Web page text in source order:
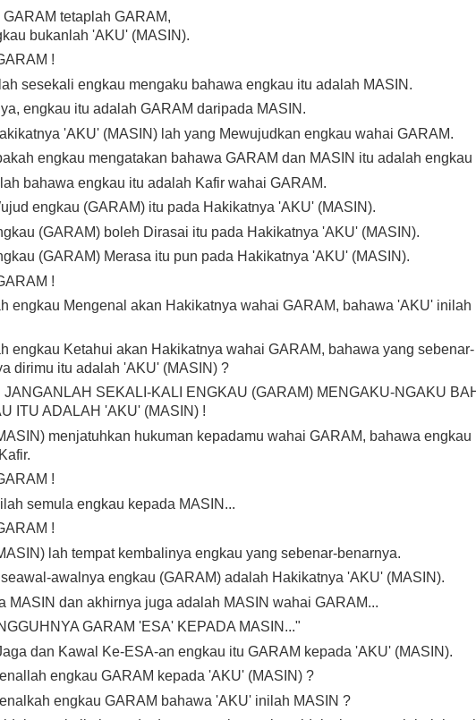
GARAM tetaplah GARAM,
bukanlah 'AKU' (MASIN).
!
sesekali engkau mengaku bahawa engkau itu adalah MASIN.
engkau itu adalah GARAM daripada MASIN.
'AKU' (MASIN) lah yang Mewujudkan engkau wahai GARAM.
engkau mengatakan bahawa GARAM dan MASIN itu adalah engkau
bahawa engkau itu adalah Kafir wahai GARAM.
engkau (GARAM) itu pada Hakikatnya 'AKU' (MASIN).
(GARAM) boleh Dirasai itu pada Hakikatnya 'AKU' (MASIN).
(GARAM) Merasa itu pun pada Hakikatnya 'AKU' (MASIN).
!
engkau Mengenal akan Hakikatnya wahai GARAM, bahawa 'AKU' inilah
engkau Ketahui akan Hakikatnya wahai GARAM, bahawa yang sebenar-
dirimu itu adalah 'AKU' (MASIN) ?
JANGANLAH SEKALI-KALI ENGKAU (GARAM) MENGAKU-NGAKU
ITU ADALAH 'AKU' (MASIN) !
menjatuhkan hukuman kepadamu wahai GARAM, bahawa engkau
!
semula engkau kepada MASIN...
!
lah tempat kembalinya engkau yang sebenar-benarnya.
awalnya engkau (GARAM) adalah Hakikatnya 'AKU' (MASIN).
MASIN dan akhirnya juga adalah MASIN wahai GARAM...
GARAM 'ESA' KEPADA MASIN..."
dan Kawal Ke-ESA-an engkau itu GARAM kepada 'AKU' (MASIN).
engkau GARAM kepada 'AKU' (MASIN) ?
engkau GARAM bahawa 'AKU' inilah MASIN ?